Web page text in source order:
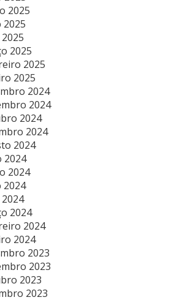
2025
2025
2025
2025
2025
2024
2024
2024
2024
2024
2024
2024
2024
2024
2024
2024
2023
2023
2023
2023